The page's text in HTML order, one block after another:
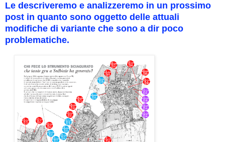
Le descriveremo e analizzeremo in un prossimo
post in quanto sono oggetto delle attuali
modifiche di variante che sono a dir poco
problematiche.